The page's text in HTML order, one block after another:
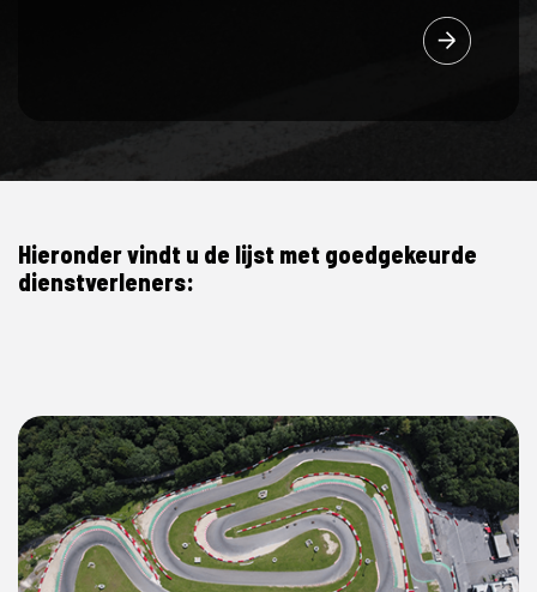
Hieronder vindt u de lijst met goedgekeurde
dienstverleners: